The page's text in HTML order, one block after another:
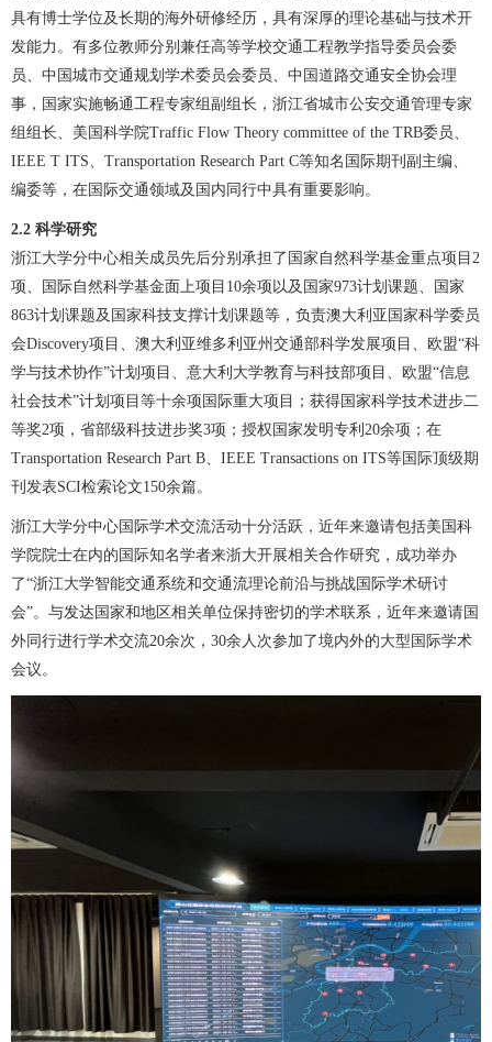
具有博士学位及长期的海外研修经历，具有深厚的理论基础与技术开
发能力。有多位教师分别兼任高等学校交通工程教学指导委员会委
员、中国城市交通规划学术委员会委员、中国道路交通安全协会理
事，国家实施畅通工程专家组副组长，浙江省城市公安交通管理专家
组组长、美国科学院Traffic Flow Theory committee of the TRB委员、
IEEE T ITS、Transportation Research Part C等知名国际期刊副主编、
编委等，在国际交通领域及国内同行中具有重要影响。
2.2 科学研究
浙江大学分中心相关成员先后分别承担了国家自然科学基金重点项目2
项、国际自然科学基金面上项目10余项以及国家973计划课题、国家
863计划课题及国家科技支撑计划课题等，负责澳大利亚国家科学委员
会Discovery项目、澳大利亚维多利亚州交通部科学发展项目、欧盟“科
学与技术协作”计划项目、意大利大学教育与科技部项目、欧盟“信息
社会技术”计划项目等十余项国际重大项目；获得国家科学技术进步二
等奖2项，省部级科技进步奖3项；授权国家发明专利20余项；在
Transportation Research Part B、IEEE Transactions on ITS等国际顶级期
刊发表SCI检索论文150余篇。
浙江大学分中心国际学术交流活动十分活跃，近年来邀请包括美国科
学院院士在内的国际知名学者来浙大开展相关合作研究，成功举办
了“浙江大学智能交通系统和交通流理论前沿与挑战国际学术研讨
会”。与发达国家和地区相关单位保持密切的学术联系，近年来邀请国
外同行进行学术交流20余次，30余人次参加了境内外的大型国际学术
会议。